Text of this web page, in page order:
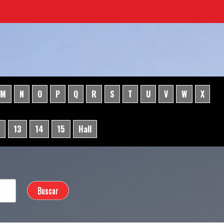
M N O P Q R S T U V W X
13 14 15 Hall